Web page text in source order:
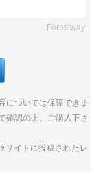
Forestway
については保障できま
確認の上、ご購入下さ
サイトに投稿されたレ